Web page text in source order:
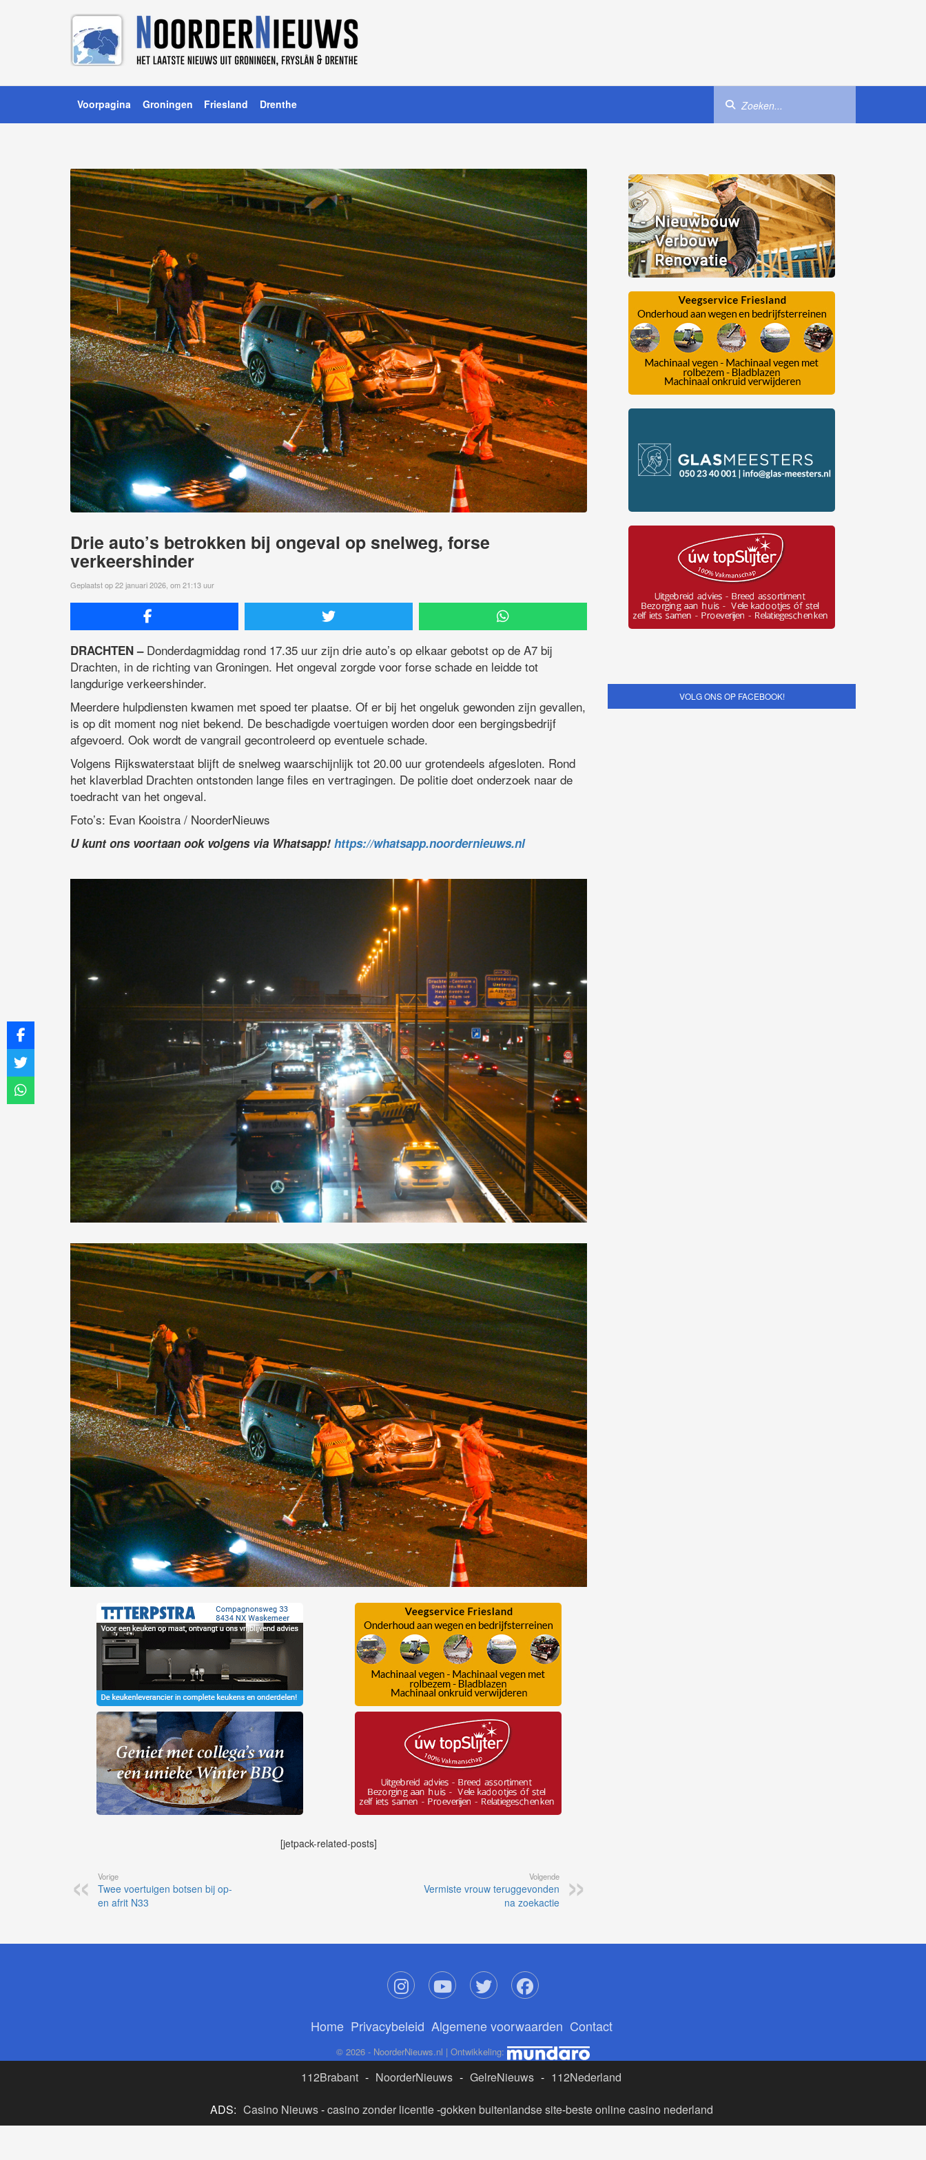
Voorpagina Groningen Friesland Drenthe
Drie auto’s betrokken bij ongeval op snelweg, forse
verkeershinder
Geplaatst op 22 januari 2026, om 21:13 uur
DRACHTEN –Donderdagmiddag rond 17.35 uur zijn drie auto’s op elkaar gebotst op de A7 bij
Drachten, in de richting van Groningen. Het ongeval zorgde voor forse schade en leidde tot
langdurige verkeershinder.
Meerdere hulpdiensten kwamen met spoed ter plaatse. Of er bij het ongeluk gewonden zijn gevallen,
is op dit moment nog niet bekend. De beschadigde voertuigen worden door een bergingsbedrijf
afgevoerd. Ook wordt de vangrail gecontroleerd op eventuele schade.
Volgens Rijkswaterstaat blijft de snelweg waarschijnlijk tot 20.00 uur grotendeels afgesloten. Rond
het klaverblad Drachten ontstonden lange files en vertragingen. De politie doet onderzoek naar de
toedracht van het ongeval.
Foto’s: Evan Kooistra / NoorderNieuws
U kunt ons voortaan ook volgens via Whatsapp! https://whatsapp.noordernieuws.nl
[jetpack-related-posts]
Vorige
Twee voertuigen botsen bij op-
en afrit N33
Volgende
Vermiste vrouw teruggevonden
na zoekactie
VOLG ONS OP FACEBOOK!
Home Privacybeleid Algemene voorwaarden Contact
© 2026 - NoorderNieuws.nl | Ontwikkeling:
112Brabant - NoorderNieuws - GelreNieuws - 112Nederland
ADS: Casino Nieuws-casino zonder licentie-gokken buitenlandse site-beste online casino nederland